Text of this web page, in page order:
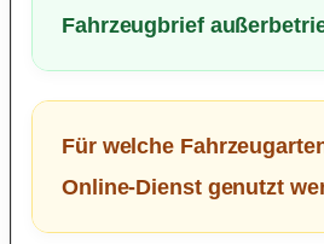
Fahrzeugbrief
Für welche
Online-Dienst genutzt